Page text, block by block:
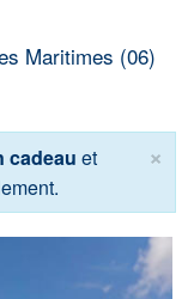
Maritimes (06)
×
cadeau et